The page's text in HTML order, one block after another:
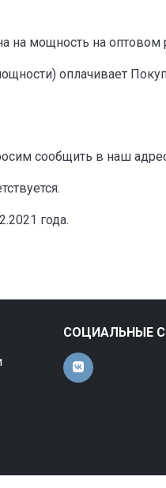
на мощность на
оплачивает
сообщить в наш адрес
года.
СОЦИАЛЬНЫЕ